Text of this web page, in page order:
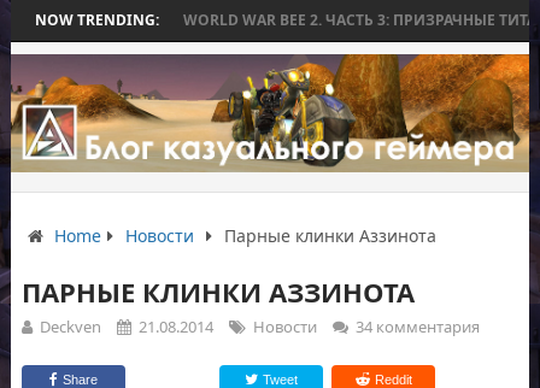
NOW TRENDING:
БИТВЫ WORLD WAR BEE 2. ЧАСТЬ 3: ПРИЗРАЧНЫЕ ТИТАНЫ И
Home Новости Парные клинки Аззинота
ПАРНЫЕ КЛИНКИ АЗЗИНОТА
Deckven 21.08.2014 Новости 34 комментария
Share Tweet Reddit